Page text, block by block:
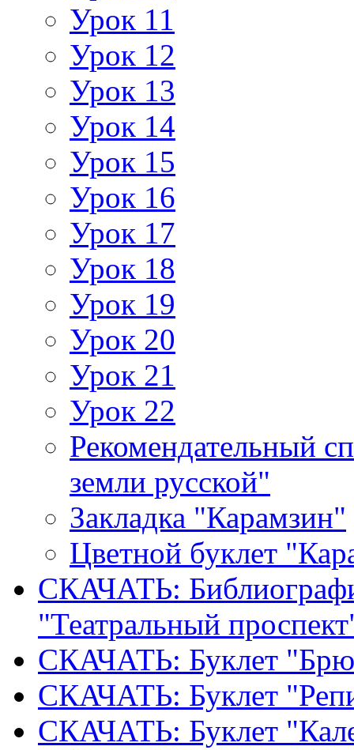
Урок 11
Урок 12
Урок 13
Урок 14
Урок 15
Урок 16
Урок 17
Урок 18
Урок 19
Урок 20
Урок 21
Урок 22
Рекомендательный
земли русской"
Закладка "Карамзин"
Цветной буклет
СКАЧАТЬ:
"Театральный
СКАЧАТЬ: Буклет
СКАЧАТЬ: Буклет
СКАЧАТЬ: Буклет